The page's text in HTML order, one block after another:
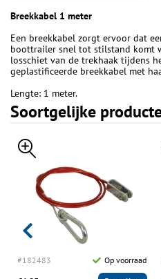
Breekkabel 1 meter
Een breekkabel zorgt ervoor dat
boottrailer snel tot stilstand komt
losschiet van de trekhaak tijdens
geplastificeerde breekkabel met
Lengte: 1 meter.
Soortgelijke
#182483 Op voorraad